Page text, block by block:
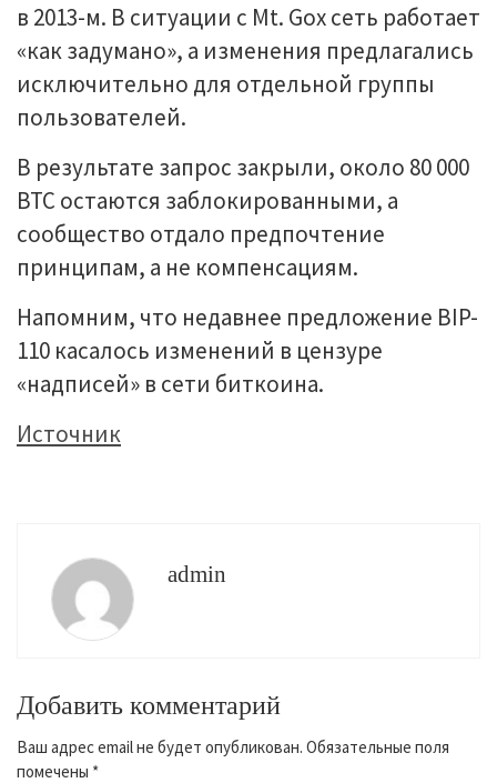
в 2013-м. В ситуации с Mt. Gox сеть работает
«как задумано», а изменения предлагались
исключительно для отдельной группы
пользователей.
В результате запрос закрыли, около 80 000
BTC остаются заблокированными, а
сообщество отдало предпочтение
принципам, а не компенсациям.
Напомним, что недавнее предложение BIP-
110 касалось изменений в цензуре
«надписей» в сети биткоина.
Источник
admin
Добавить комментарий
Ваш адрес email не будет опубликован. Обязательные поля
помечены *